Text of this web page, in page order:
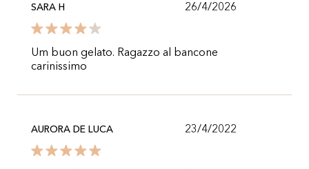
SARA H 26/4/2026
Um buon gelato. Ragazzo al bancone
carinissimo
AURORA DE LUCA 23/4/2022